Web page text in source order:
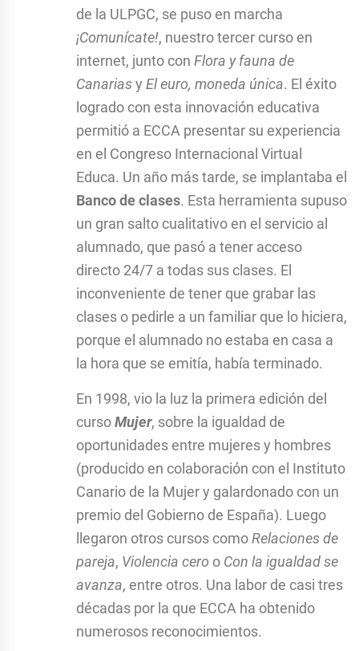
de la ULPGC, se puso en marcha
¡Comunícate!, nuestro tercer curso en
internet, junto con Flora y fauna de
Canariasy El euro, moneda única. El éxito
logrado con esta innovación educativa
permitió a ECCA presentar su experiencia
en el Congreso Internacional Virtual
Educa. Un año más tarde, se implantaba el
Banco de clases. Esta herramienta supuso
un gran salto cualitativo en el servicio al
alumnado, que pasó a tener acceso
directo 24/7 a todas sus clases. El
inconveniente de tener que grabar las
clases o pedirle a un familiar que lo hiciera,
porque el alumnado no estaba en casa a
la hora que se emitía, había terminado.
En 1998, vio la luz la primera edición del
cursoMujer, sobre la igualdad de
oportunidades entre mujeres y hombres
(producido en colaboración con el Instituto
Canario de la Mujer y galardonado con un
premio del Gobierno de España). Luego
llegaron otros cursos comoRelaciones de
pareja, Violencia cero o Con la igualdad se
avanza, entre otros. Una labor de casi tres
décadas por la que ECCA ha obtenido
numerosos reconocimientos.